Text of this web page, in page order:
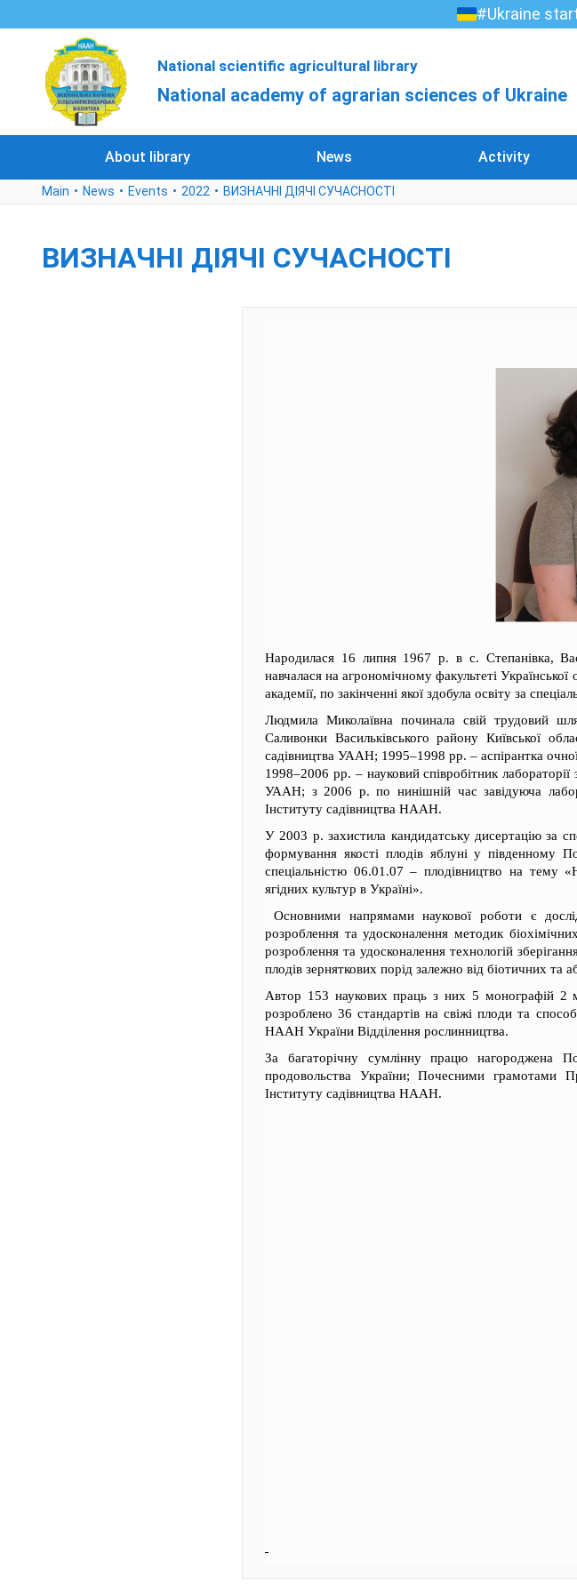
#Ukraine
National scientific agricultural library
National academy of agrarian sciences of Ukraine
About library News Activity
Main News Events 2022 ВИЗНАЧНІ ДІЯЧІ СУЧАСНОСТІ
ВИЗНАЧНІ ДІЯЧІ СУЧАСНОСТІ
Народилася 16 липня 1967 р. в с. Степанівка,
навчалася на агрономічному факультеті
академії, по закінченні якої здобула освіту за
Людмила Миколаївна починала свій трудовий
Саливонки Васильківського району Київської
садівництва УААН; 1995–1998 рр. – аспірантка
1998–2006 рр. – науковий співробітник лабораторії
УААН; з 2006 р. по нинішній час завідуюча
Інституту садівництва НААН.
У 2003 р. захистила кандидатську дисертацію за
формування якості плодів яблуні у південному
спеціальністю 06.01.07 – плодівництво на тему
ягідних культур в Україні».
Основними напрямами наукової роботи є
розроблення та удосконалення методик
розроблення та удосконалення технологій
плодів зерняткових порід залежно від біотичних та
Автор 153 наукових праць з них 5 монографій 2
розроблено 36 стандартів на свіжі плоди та
НААН України Відділення рослинництва.
За багаторічну сумлінну працю нагороджена
продовольства України; Почесними грамотами
Інституту садівництва НААН.